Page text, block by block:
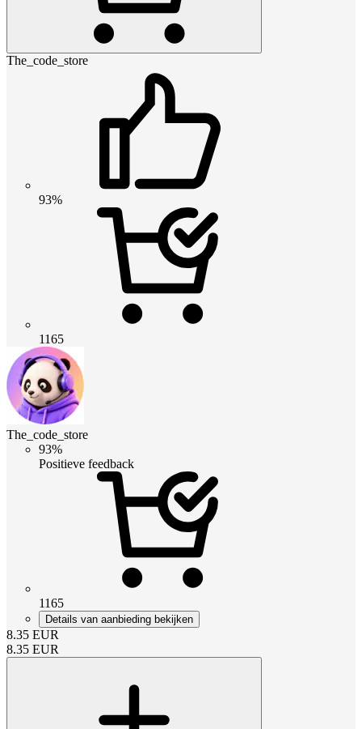
The_code_store
93%
1165
The_code_store
93%
Positieve feedback
1165
Details van aanbieding bekijken
8.35 EUR
8.35 EUR